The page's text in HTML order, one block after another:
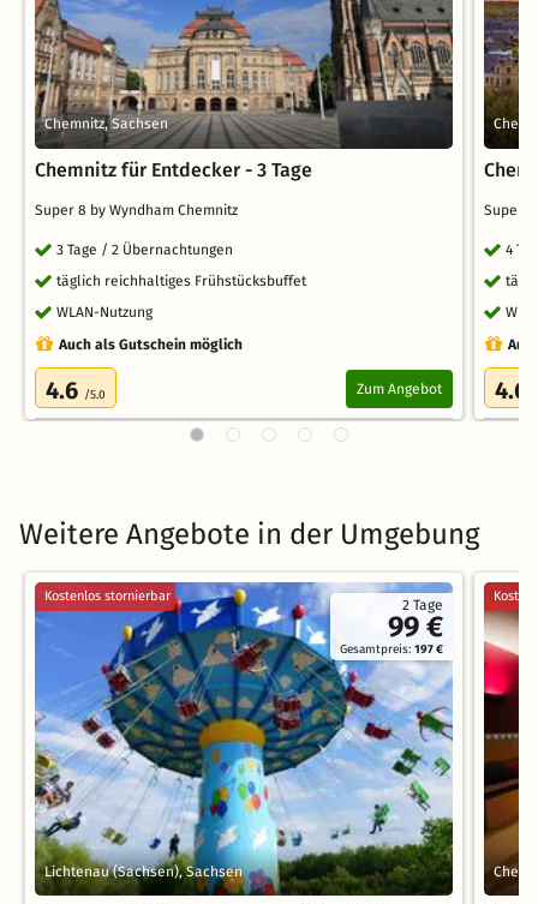
Chemnitz, Sachsen
Chemnitz für Entdecker - 3 Tage
Super 8 by Wyndham Chemnitz
3 Tage / 2 Übernachtungen
täglich reichhaltiges Frühstücksbuffet
WLAN-Nutzung
Auch als Gutschein möglich
4.6 /5.0 Zum Angebot
Super
4
4.6
Weitere Angebote in der Umgebung
2 Tage
99 €
Gesamtpreis:197 €
Kostenlos stornierbar
Lichtenau (Sachsen), Sachsen